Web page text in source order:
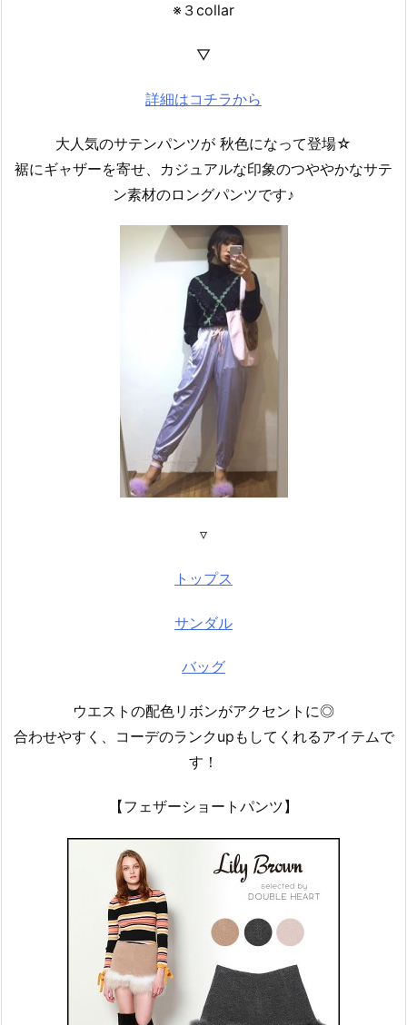
※３collar
▽
詳細はコチラから
大人気のサテンパンツが 秋色になって登場☆
裾にギャザーを寄せ、カジュアルな印象のつややかなサテ
ン素材のロングパンツです♪
▿
トップス
サンダル
バッグ
ウエストの配色リボンがアクセントに◎
合わせやすく、コーデのランクupもしてくれるアイテムで
す！
【フェザーショートパンツ】